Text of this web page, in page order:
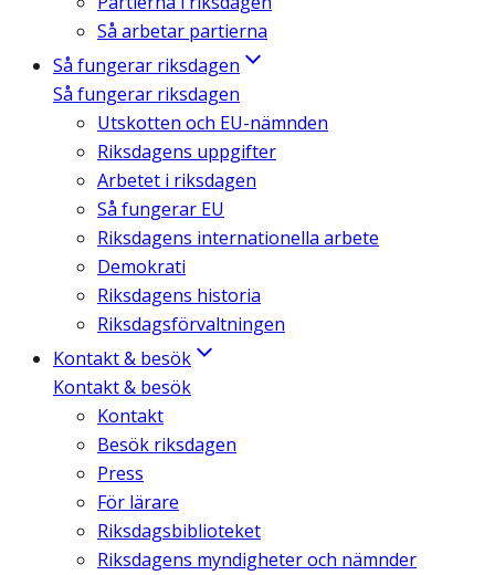
Så arbetar partierna
Så fungerar riksdagen
Så fungerar riksdagen
Utskotten och EU-nämnden
Riksdagens uppgifter
Arbetet i riksdagen
Så fungerar EU
Riksdagens internationella arbete
Demokrati
Riksdagens historia
Riksdagsförvaltningen
Kontakt & besök
Kontakt & besök
Kontakt
Besök riksdagen
Press
För lärare
Riksdagsbiblioteket
Riksdagens myndigheter och nämnder